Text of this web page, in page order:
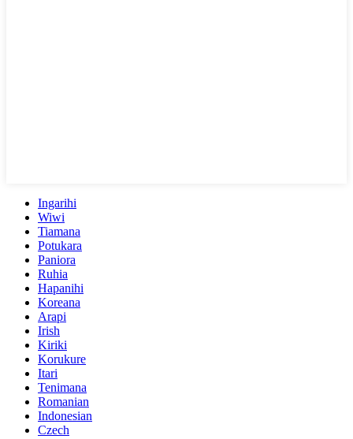
Ingarihi
Wiwi
Tiamana
Potukara
Paniora
Ruhia
Hapanihi
Koreana
Arapi
Irish
Kiriki
Korukure
Itari
Tenimana
Romanian
Indonesian
Czech